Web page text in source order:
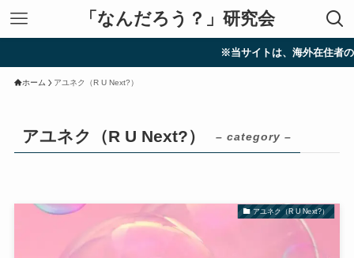
「なんだろう？」研究会
※当サイトは、海外在住者の方に向け
ホーム アユネク（R U Next?）
アユネク（R U Next?） – category –
アユネク（R U Next?）